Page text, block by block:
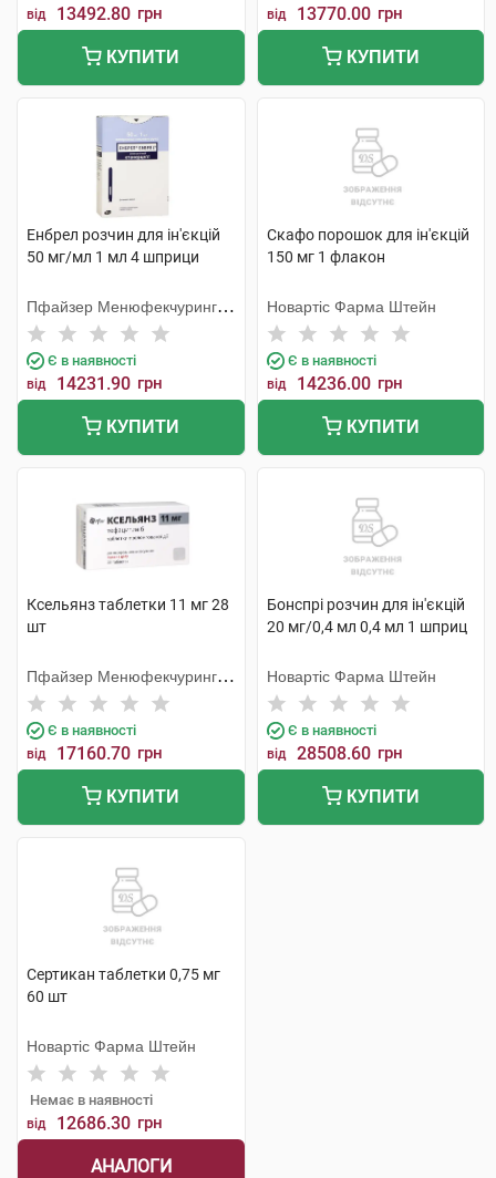
від 13492.80 грн
КУПИТИ
від 13770.00 грн
КУПИТИ
Енбрел розчин для ін'єкцій
50 мг/мл 1 мл 4 шприци
Пфайзер Менюфекчуринг
Бельгія
Є в наявності
від 14231.90 грн
КУПИТИ
Скафо порошок для ін'єкцій
150 мг 1 флакон
Новартіс Фарма Штейн
Є в наявності
від 14236.00 грн
КУПИТИ
Ксельянз таблетки 11 мг 28
шт
Пфайзер Менюфекчуринг
Дойчленд
Є в наявності
від 17160.70 грн
КУПИТИ
Бонспрі розчин для ін'єкцій
20 мг/0,4 мл 0,4 мл 1 шприц
Новартіс Фарма Штейн
Є в наявності
від 28508.60 грн
КУПИТИ
Сертикан таблетки 0,75 мг
60 шт
Новартіс Фарма Штейн
Немає в наявності
від 12686.30 грн
АНАЛОГИ